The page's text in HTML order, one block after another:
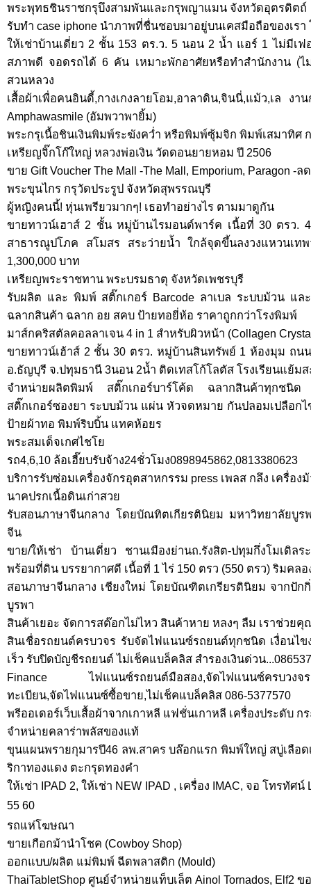
พระพุทธชินราชกรุบึงสามพันและกรุพญาแมน จังหวัดอุตรดิตถ์
รับทำ case iphone นำภาพที่ชื่นชอบมาอยู่บนเคสมือถือของเรา
ให้เช่าบ้านเดี่ยว 2 ชั้น 153 ตร.ว. 5 นอน 2 น้ำ แอร์ 1 ไม่มีเ
สภาพดี จอดรถได้ 6 คัน เหมาะพักอาศัยหรือทำสำนักงาน (ไ
สวนหลวง
เสื้อผ้าเพื่อคนอินดี้,กางเกงลายโอม,อาลาดิน,จินนี่,แม้ว,เล ง
Amphawasmile (อัมพวาพายิ้ม)
พระกรุเนื้อชินเงินพิมพ์ระฆังคว่ำ หรือพิมพ์ซุ้มจิก พิมพ์เสมาทิ
เหรียญจิ๊กโก๊ใหญ่ หลวงพ่อเงิน วัดดอนยายหอม ปี 2506
ขาย Gift Voucher The Mall -The Mall, Emporium, Paragon -
พระขุนไกร กรุวัดประรูป จังหวัดสุพรรณบุรี
ผู้หญิงคนนี้! หุ่นเพรียวมากๆ! เธอทำอย่างไร ตามมาดูกัน
ขายทาวน์เฮาส์ 2 ชั้น หมู่บ้านไรมอนด์พาร์ค เนื้อที่ 30 ตรว.
สาธารณูปโภค สโมสร สระว่ายน้ำ ใกล้จุดขึ้นลงวงแหวนเท
1,300,000 บาท
เหรียญพระราชทาน พระบรมธาตุ จังหวัดเพชรบุรี
รับผลิต และ พิมพ์ สติ๊กเกอร์ Barcode ลาเบล ระบบม้วน แ
ฉลากสินค้า ฉลาก อย สคบ ป้ายทอยี่ห้อ ราคาถูกกว่าโรงพิมพ์
มาส์กคริสตัลคอลลาเจน 4 in 1 สำหรับผิวหน้า (Collagen
ขายทาวน์เฮ้าส์ 2 ชั้น 30 ตรว. หมู่บ้านสินทรัพย์ 1 ห้องมุม ถน
อ.ธัญบุรี จ.ปทุมธานี 3นอน 2น้ำ ติดเทสโก้โลตัส โรงเรียนแย้มส
จำหน่ายผลิตพิมพ์ สติ๊กเกอร์บาร์โค้ด ฉลากสินค้าทุกชนิด
สติ๊กเกอร์ซองยา ระบบม้วน แผ่น หัวจดหมาย กันปลอมเปลือก
ป้ายผ้าทอ พิมพ์ริบบิ้น แทคห้อยร
พระสมเด็จเกศไชโย
รถ4,6,10 ล้อเฮี๊ยบรับจ้าง24ชั่วโมง0898945862,0813380623
บริการรับซ่อมเครื่องจักรอุตสาหกรรม press เพลส กลึง เครื่อง
นาคปรกเนื้อดินเก่าสวย
รับสอนภาษาจีนกลาง โดยบัณทิตเกียรตินิยม มหาวิทยาลัยบูร
จีน
ขาย/ให้เช่า บ้านเดี่ยว ชานเมืองย่านถ.รังสิต-ปทุมกึ่งโมเดิล
พร้อมที่ดิน บรรยากาศดี เนื้อที่ 1 ไร่ 150 ตรว (550 ตรว) ริมคลอ
สอนภาษาจีนกลาง เชียงใหม่ โดยบัณฑิตเกรียรตินิยม จากปัก
บูรพา
สินค้าเยอะ จัดการสต๊อกไม่ไหว สินค้าหาย หลงๆ ลืม เราช่วยคุ
สินเชื่อรถยนต์ครบวจร รับจัดไฟแนนซ์รถยนต์ทุกชนิด เงื่อนไข
เร็ว รับปิดบัญชีรถยนต์ ไม่เช็คแบล็คลิส สำรองเงินด่วน
Finance ไฟแนนซ์รถยนต์มือสอง,จัดไฟแนนซ์ครบวงจร,
ทะเบียน,จัดไฟแนนซ์ซื้อขาย,ไม่เช็คแบล็คลิส 086-5377570
พรีออเดอร์เว็บเสื้อผ้าจากเกาหลี แฟชั่นเกาหลี เครื่องประดับ ก
จำหน่ายคลาร่าพลัสของแท้
ขุนแผนพรายกุมารปี46 ลพ.สาคร บล๊อกแรก พิมพ์ใหญ่ สบู่เลือด
ริกาทองแดง ตะกรุดทองคำ
ให้เช่า IPAD 2, ให้เช่า NEW IPAD , เครื่อง IMAC, จอ โทรทัศน์
55 60
รถแห่โฆษณา
ขายเกือกม้านำโชค (Cowboy Shop)
ออกแบบ/ผลิต แม่พิมพ์ ฉีดพลาสติก (Mould)
ThaiTabletShop ศูนย์จำหน่ายแท็บเล็ต Ainol Tornados, Elf2